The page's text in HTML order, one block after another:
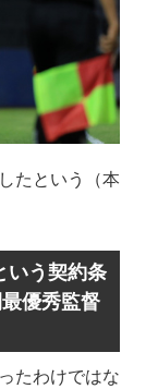
たという（本
いう契約条
優秀監督
たわけではな